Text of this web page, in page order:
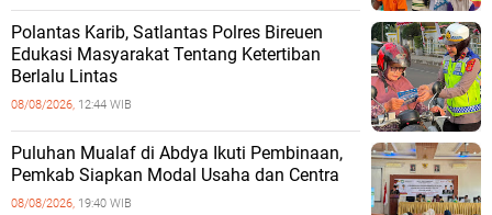
Polantas Karib, Satlantas Polres Bireuen
Edukasi Masyarakat Tentang Ketertiban
Berlalu Lintas
08/08/2026, 12:44 WIB
Puluhan Mualaf di Abdya Ikuti Pembinaan,
Pemkab Siapkan Modal Usaha dan Centra
08/08/2026, 19:40 WIB